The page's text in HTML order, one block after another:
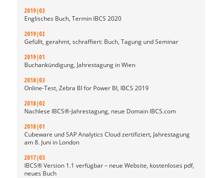
2019|03
Englisches Buch, Termin IBCS 2020
2019|02
Gefüllt, gerahmt, schraffiert: Buch, Tagung und Seminar
2019|01
Buchankündigung, Jahrestagung in Wien
2018|03
Online-Test, Zebra BI for Power BI, IBCS 2019
2018|02
Nachlese IBCS®-Jahrestagung, neue Domain IBCS.com
2018|01
Cubeware und SAP Analytics Cloud zertifiziert, Jahrestagung
am 8. Juni in London
2017|03
IBCS® Version 1.1 verfügbar – neue Website, kostenloses pdf,
neues Buch